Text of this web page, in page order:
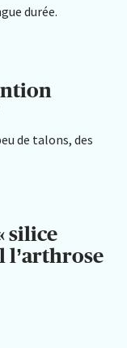
durée.
de talons, des
silice
l’arthrose